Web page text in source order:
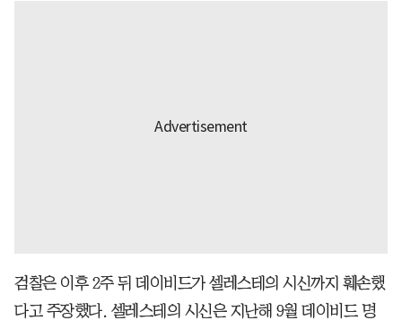
검찰은 이후 2주 뒤 데이비드가 셀레스테의 시신까지 훼손했
다고 주장했다. 셀레스테의 시신은 지난해 9월 데이비드 명